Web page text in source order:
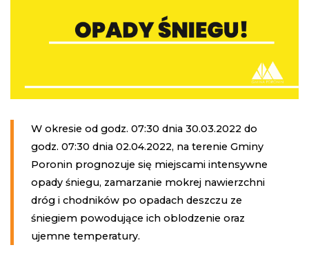
W okresie od godz. 07:30 dnia 30.03.2022 do
godz. 07:30 dnia 02.04.2022, na terenie Gminy
Poronin prognozuje się miejscami intensywne
opady śniegu, zamarzanie mokrej nawierzchni
dróg i chodników po opadach deszczu ze
śniegiem powodujące ich oblodzenie oraz
ujemne temperatury.